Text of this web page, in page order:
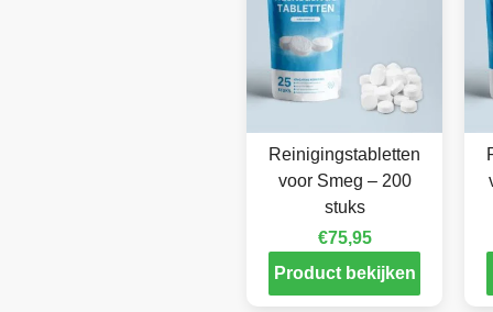
Reinigingstabletten
voor Smeg – 200
stuks
€75,95
Product bekijken